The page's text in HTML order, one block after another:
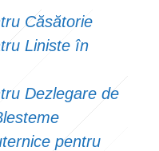
Căsătorie
Liniste în
Dezlegare de
pentru